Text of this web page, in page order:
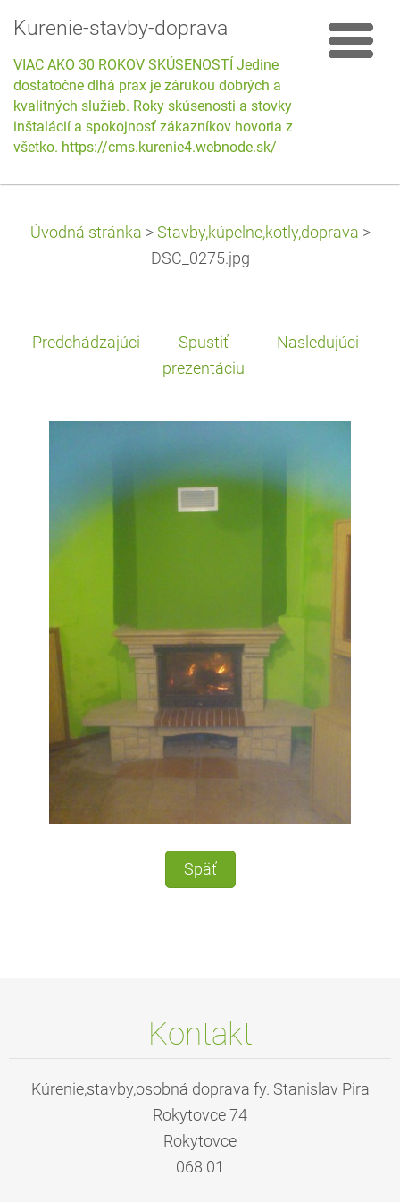
Kurenie-stavby-doprava
VIAC AKO 30 ROKOV SKÚSENOSTÍ Jedine
dostatočne dlhá prax je zárukou dobrých a
kvalitných služieb. Roky skúsenosti a stovky
inštalácií a spokojnosť zákazníkov hovoria za
všetko. https://cms.kurenie4.webnode.sk/
Úvodná stránka > Stavby,kúpelne,kotly,doprava >
DSC_0275.jpg
Predchádzajúci
Spustiť
prezentáciu
Nasledujúci
Späť
Kontakt
Kúrenie,stavby,osobná doprava fy. Stanislav Pira
Rokytovce 74
Rokytovce
068 01